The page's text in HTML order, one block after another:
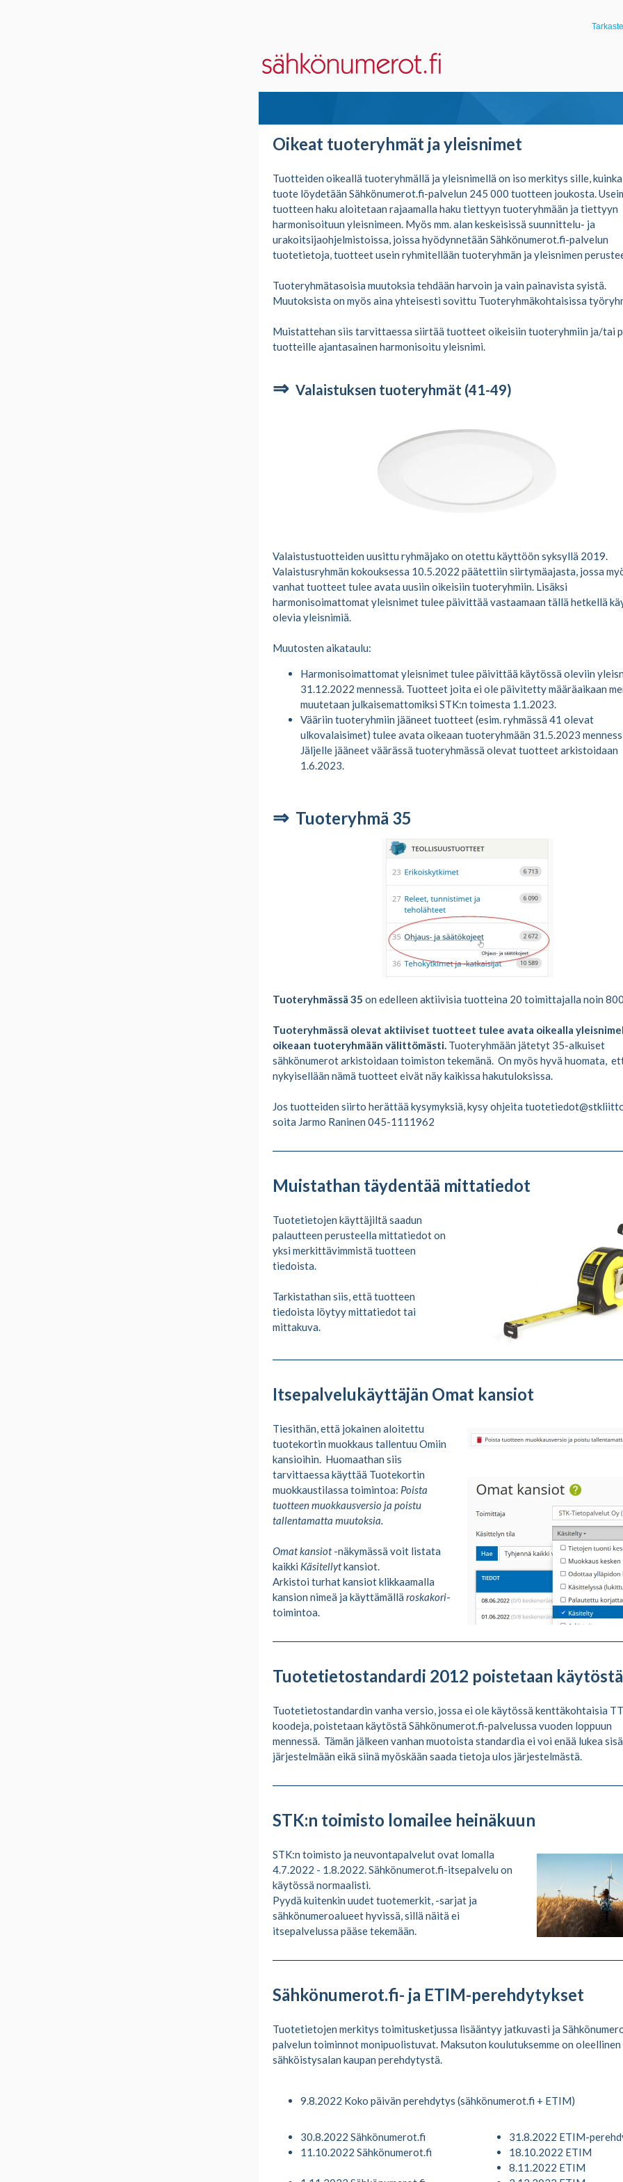
Oikeat tuoteryhmät ja yleisnimet
Tuotteiden oikeallä tuoteryhmällä ja yleisnimellä on iso merkitys sille,
tuote löydetään Sähkönumerot.fi-palvelun 245 000 tuotteen joukosta.
tuotteen haku aloitetaan rajaamalla haku tiettyyn tuoteryhmään ja tiettyyn
harmonisoituun yleisnimeen. Myös mm. alan keskeisissä suunnittelu- ja
urakoitsijaohjelmistoissa, joissa hyödynnetään Sähkönumerot.fi-palvelun
tuotetietoja, tuotteet usein ryhmitellään tuoteryhmän ja yleisnimen
Tuoteryhmätasoisia muutoksia tehdään harvoin ja vain painavista syistä.
Muutoksista on myös aina yhteisesti sovittu Tuoteryhmäkohtaisissa
Muistattehan siis tarvittaessa siirtää tuotteet oikeisiin tuoteryhmiin ja/tai
tuotteille ajantasainen harmonisoitu yleisnimi.
⇒ Valaistuksen tuoteryhmät (41-49)
Valaistustuotteiden uusittu ryhmäjako on otettu käyttöön syksyllä 2019.
Valaistusryhmän kokouksessa 10.5.2022 päätettiin siirtymäajasta, jossa
vanhat tuotteet tulee avata uusiin oikeisiin tuoteryhmiin. Lisäksi
harmonisoimattomat yleisnimet tulee päivittää vastaamaan tällä hetkellä
olevia yleisnimiä.
Muutosten aikataulu:
Harmonisoimattomat yleisnimet tulee päivittää käytössä oleviin
31.12.2022 mennessä. Tuotteet joita ei ole päivitetty määräaikaan
muutetaan julkaisemattomiksi STK:n toimesta 1.1.2023.
Vääriin tuoteryhmiin jääneet tuotteet (esim. ryhmässä 41 olevat
ulkovalaisimet) tulee avata oikeaan tuoteryhmään 31.5.2023
Jäljelle jääneet väärässä tuoteryhmässä olevat tuotteet arkistoidaan
1.6.2023.
⇒Tuoteryhmä 35
Tuoteryhmässä 35 on edelleen aktiivisia tuotteina 20 toimittajalla noin
Tuoteryhmässä olevat aktiiviset tuotteet tulee avata oikealla
oikeaan tuoteryhmään välittömästi. Tuoteryhmään jätetyt 35-alkuiset
sähkönumerot arkistoidaan toimiston tekemänä. On myös hyvä huomata,
nykyisellään nämä tuotteet eivät näy kaikissa hakutuloksissa.
Jos tuotteiden siirto herättää kysymyksiä, kysy ohjeita
soita Jarmo Raninen 045-1111962
Muistathan täydentää mittatiedot
Tuotetietojen käyttäjiltä saadun
palautteen perusteella mittatiedot on
yksi merkittävimmistä tuotteen
tiedoista.
Tarkistathan siis, että tuotteen
tiedoista löytyy mittatiedot tai
mittakuva.
Itsepalvelukäyttäjän Omat kansiot
Tiesithän, että jokainen aloitettu
tuotekortin muokkaus tallentuu Omiin
kansioihin. Huomaathan siis
tarvittaessa käyttää Tuotekortin
muokkaustilassa toimintoa: Poista
tuotteen muokkausversio ja poistu
tallentamatta muutoksia.
Omat kansiot-näkymässä voit listata
kaikki Käsitellytkansiot.
Arkistoi turhat kansiot klikkaamalla
kansion nimeä ja käyttämällä roskakori-
toimintoa.
Tuotetietostandardi 2012 poistetaan käytöstä
Tuotetietostandardin vanha versio, jossa ei ole käytössä kenttäkohtaisia
koodeja, poistetaan käytöstä Sähkönumerot.fi-palvelussa vuoden loppuun
mennessä. Tämän jälkeen vanhan muotoista standardia ei voi enää lukea
järjestelmään eikä siinä myöskään saada tietoja ulos järjestelmästä.
STK:n toimisto lomailee heinäkuun
STK:n toimisto ja neuvontapalvelut ovat lomalla
4.7.2022 - 1.8.2022. Sähkönumerot.fi-itsepalvelu on
käytössä normaalisti.
Pyydä kuitenkin uudet tuotemerkit, -sarjat ja
sähkönumeroalueet hyvissä, sillä näitä ei
itsepalvelussa pääse tekemään.
Sähkönumerot.fi- ja ETIM-perehdytykset
Tuotetietojen merkitys toimitusketjussa lisääntyy jatkuvasti ja
palvelun toiminnot monipuolistuvat. Maksuton koulutuksemme on oleellinen
sähköistysalan kaupan perehdytystä.
9.8.2022 Koko päivän perehdytys (sähkönumerot.fi + ETIM)
30.8.2022 Sähkönumerot.fi
11.10.2022 Sähkönumerot.fi
31.8.2022 ETIM-
18.10.2022 ETIM
8.11.2022 ETIM